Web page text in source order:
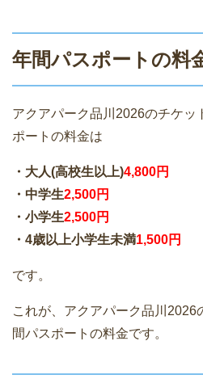
年間パスポートの料
アクアパーク品川2026のチケッ
ポートの料金は
・大人(高校生以上)4,800円
・中学生2,500円
・小学生2,500円
・4歳以上小学生未満1,500円
です。
これが、アクアパーク品川2026
間パスポートの料金です。